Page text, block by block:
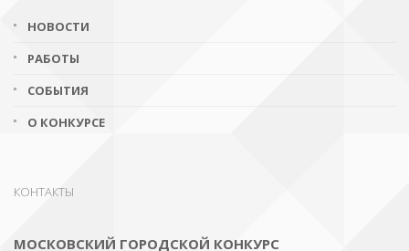
НОВОСТИ
РАБОТЫ
СОБЫТИЯ
О КОНКУРСЕ
КОНТАКТЫ
МОСКОВСКИЙ ГОРОДСКОЙ КОНКУРС